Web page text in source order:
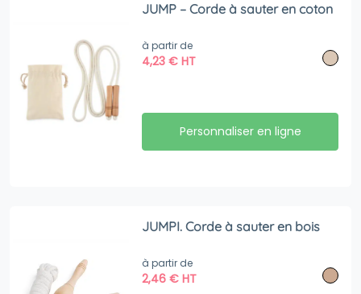
JUMP – Corde à sauter en coton
à partir de
4,23€ HT
Personnaliser en ligne
JUMPI. Corde à sauter en bois
à partir de
2,46€ HT